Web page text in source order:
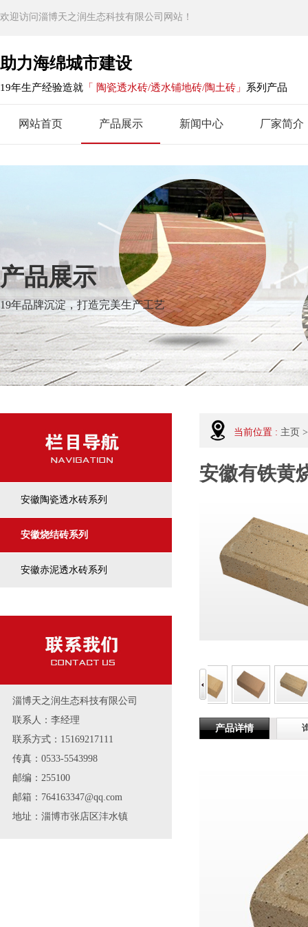
欢迎访问淄博天之润生态科技有限公司网站！
助力海绵城市建设
19年生产经验造就 「 陶瓷透水砖/透水铺地砖/陶土砖」 系列产品
网站首页 产品展示 新闻中心 厂家简介
产品展示
19年品牌沉淀，打造完美生产工艺
当前位置 : 主页
安徽有铁黄
产品详情
安徽陶瓷透水砖系列
安徽烧结砖系列
安徽赤泥透水砖系列
淄博天之润生态科技有限公司
联系人：李经理
联系方式：15169217111
传真：0533-5543998
邮编：255100
邮箱：764163347@qq.com
地址：淄博市张店区沣水镇